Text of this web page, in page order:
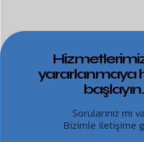
yararlanmaya
başlayın.
Sorularınız mı
Bizimle iletişime